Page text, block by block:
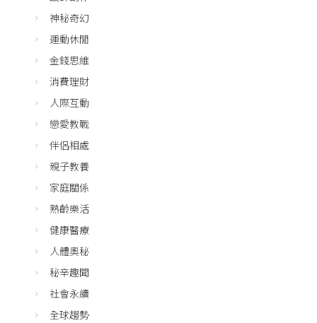
神秘奇幻
運動休閒
金錢思維
消費理財
人際互動
戀愛教戰
伴侶相處
親子教養
家庭關係
熟齡樂活
健康醫療
人體奧秘
秘辛趣聞
社會永續
全球趨勢